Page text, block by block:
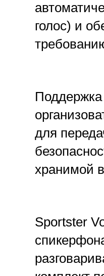
голос) и
Поддержка
для
хранимой
Sportster